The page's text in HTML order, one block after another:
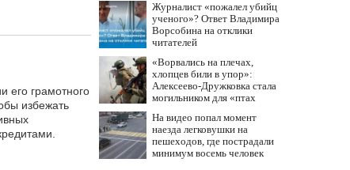
его грамотного
избежать
Журналист «пожалел убийц
ученого»? Ответ Владимира
Ворсобина на отклики
читателей
«Ворвались на плечах,
хлопцев били в упор»:
Алексеево-Дружковка стала
могильником для «птах
На видео попал момент
наезда легковушки на
пешеходов, где пострадали
минимум восемь человек